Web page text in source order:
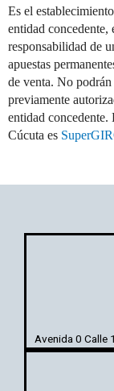
Es el
entidad concedente,
responsabilidad de
apuestas
de venta. No
previamente
entidad
Cúcuta es
Avenida 0 Calle